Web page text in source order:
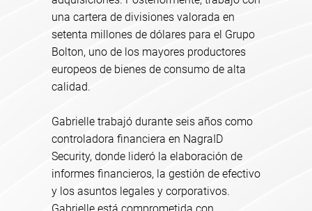
una cartera de divisiones valorada en
setenta millones de dólares para el Grupo
Bolton, uno de los mayores productores
europeos de bienes de consumo de alta
calidad.
Gabrielle trabajó durante seis años como
controladora financiera en NagraID
Security, donde lideró la elaboración de
informes financieros, la gestión de efectivo
y los asuntos legales y corporativos.